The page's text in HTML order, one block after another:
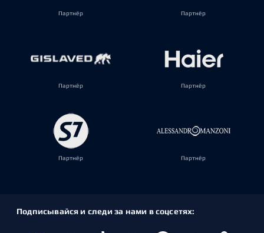
Партнёр Партнёр
Партнёр Партнёр
Партнёр Партнёр
Подписывайся и следи за нами в соцсетях: